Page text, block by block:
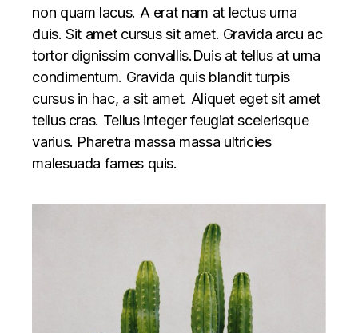
non quam lacus. A erat nam at lectus urna
duis. Sit amet cursus sit amet. Gravida arcu ac
tortor dignissim convallis.Duis at tellus at urna
condimentum. Gravida quis blandit turpis
cursus in hac, a sit amet. Aliquet eget sit amet
tellus cras. Tellus integer feugiat scelerisque
varius. Pharetra massa massa ultricies
malesuada fames quis.